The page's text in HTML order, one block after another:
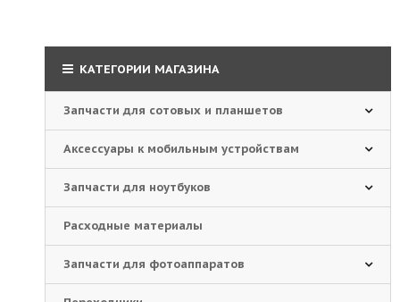
КАТЕГОРИИ МАГАЗИНА
Запчасти для сотовых и планшетов
Аксессуары к мобильным устройствам
Запчасти для ноутбуков
Расходные материалы
Запчасти для фотоаппаратов